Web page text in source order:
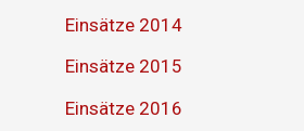
Einsätze 2014
Einsätze 2015
Einsätze 2016